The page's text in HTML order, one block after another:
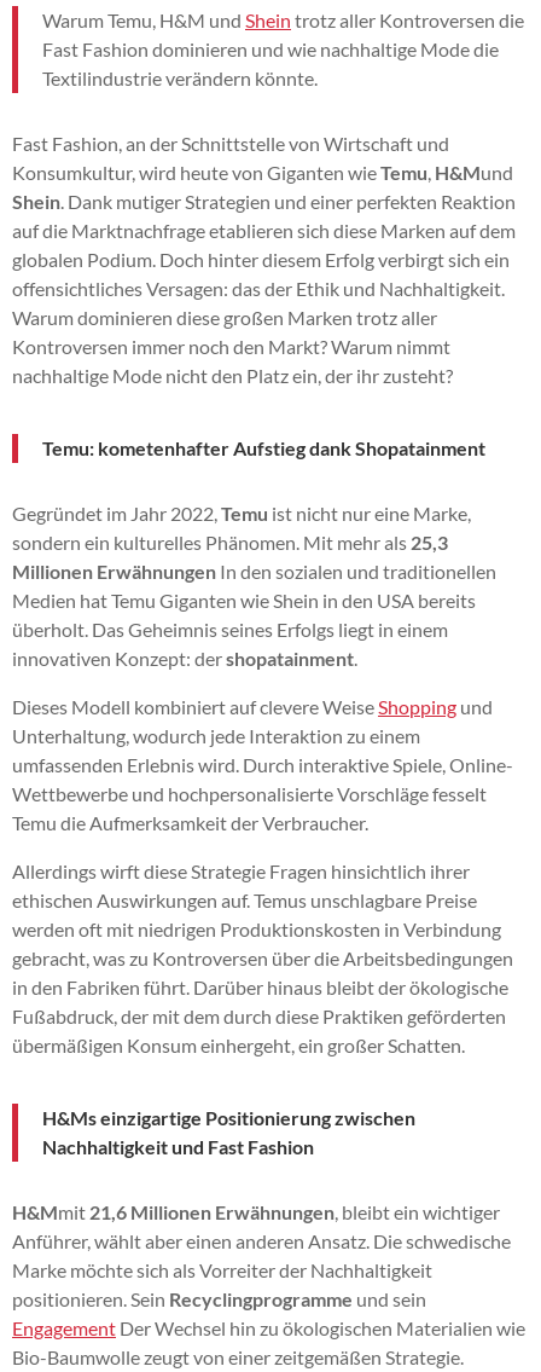
Warum Temu, H&M und Shein trotz aller Kontroversen die
Fast Fashion dominieren und wie nachhaltige Mode die
Textilindustrie verändern könnte.
Fast Fashion, an der Schnittstelle von Wirtschaft und
Konsumkultur, wird heute von Giganten wieTemu H&Mund
Shein . Dank mutiger Strategien und einer perfekten Reaktion
auf die Marktnachfrage etablieren sich diese Marken auf dem
globalen Podium. Doch hinter diesem Erfolg verbirgt sich ein
offensichtliches Versagen: das der Ethik und Nachhaltigkeit.
Warum dominieren diese großen Marken trotz aller
Kontroversen immer noch den Markt? Warum nimmt
nachhaltige Mode nicht den Platz ein, der ihr zusteht?
Temu: kometenhafter Aufstieg dank Shopatainment
Gegründet im Jahr 2022, Temu ist nicht nur eine Marke,
sondern ein kulturelles Phänomen. Mit mehr als 25,3
Millionen Erwähnungen In den sozialen und traditionellen
Medien hat Temu Giganten wie Shein in den USA bereits
überholt. Das Geheimnis seines Erfolgs liegt in einem
innovativen Konzept: dershopatainment
Dieses Modell kombiniert auf clevere Weise Shopping und
Unterhaltung, wodurch jede Interaktion zu einem
umfassenden Erlebnis wird. Durch interaktive Spiele, Online-
Wettbewerbe und hochpersonalisierte Vorschläge fesselt
Temu die Aufmerksamkeit der Verbraucher.
Allerdings wirft diese Strategie Fragen hinsichtlich ihrer
ethischen Auswirkungen auf. Temus unschlagbare Preise
werden oft mit niedrigen Produktionskosten in Verbindung
gebracht, was zu Kontroversen über die Arbeitsbedingungen
in den Fabriken führt. Darüber hinaus bleibt der ökologische
Fußabdruck, der mit dem durch diese Praktiken geförderten
übermäßigen Konsum einhergeht, ein großer Schatten.
H&Ms einzigartige Positionierung zwischen
Nachhaltigkeit und Fast Fashion
H&Mmit 21,6 Millionen Erwähnungen , bleibt ein wichtiger
Anführer, wählt aber einen anderen Ansatz. Die schwedische
Marke möchte sich als Vorreiter der Nachhaltigkeit
positionieren. Sein Recyclingprogramme und sein
Engagement Der Wechsel hin zu ökologischen Materialien wie
Bio-Baumwolle zeugt von einer zeitgemäßen Strategie.